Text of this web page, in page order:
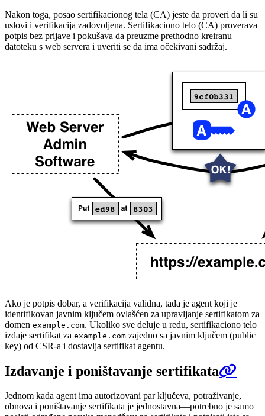
Nakon toga, posao sertifikacionog tela (CA) jeste da proveri da li su
uslovi i verifikacija zadovoljena. Sertifikaciono telo (CA) proverava
potpis bez prijave i pokušava da preuzme prethodno kreiranu
datoteku s web servera i uveriti se da ima očekivani sadržaj.
Ako je potpis dobar, a verifikacija validna, tada je agent koji je
identifikovan javnim ključem ovlašćen za upravljanje sertifikatom za
domen example.com. Ukoliko sve deluje u redu, sertifikaciono telo
izdaje sertifikat za example.com zajedno sa javnim ključem (public
key) od CSR-a i dostavlja sertifikat agentu.
Izdavanje i poništavanje sertifikata
Jednom kada agent ima autorizovani par ključeva, potraživanje,
obnova i poništavanje sertifikata je jednostavna—potrebno je samo